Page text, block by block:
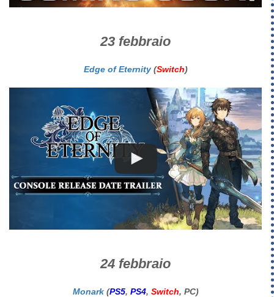
23 febbraio
Edge of Eternity(Switch)
24 febbraio
Monark(PS5, PS4, Switch, PC)